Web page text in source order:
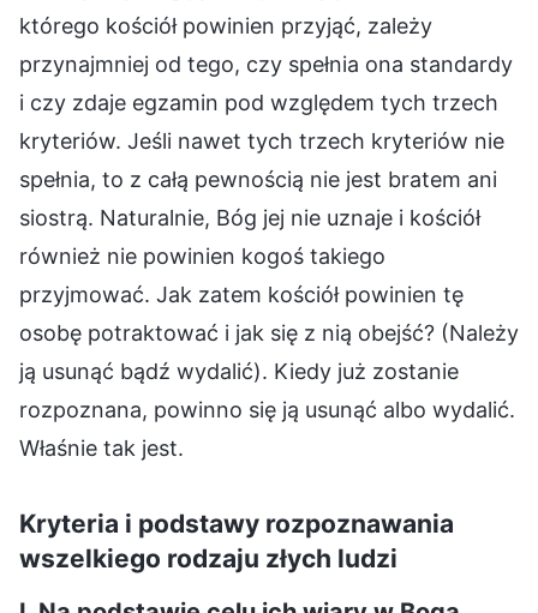
którego kościół powinien przyjąć, zależy
przynajmniej od tego, czy spełnia ona standardy
i czy zdaje egzamin pod względem tych trzech
kryteriów. Jeśli nawet tych trzech kryteriów nie
spełnia, to z całą pewnością nie jest bratem ani
siostrą. Naturalnie, Bóg jej nie uznaje i kościół
również nie powinien kogoś takiego
przyjmować. Jak zatem kościół powinien tę
osobę potraktować i jak się z nią obejść? (Należy
ją usunąć bądź wydalić). Kiedy już zostanie
rozpoznana, powinno się ją usunąć albo wydalić.
Właśnie tak jest.
Kryteria i podstawy rozpoznawania
wszelkiego rodzaju złych ludzi